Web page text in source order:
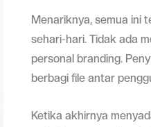
Menariknya, semua ini
sehari-hari. Tidak ada
personal branding.
berbagi file antar
Ketika akhirnya